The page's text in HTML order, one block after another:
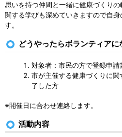
思いを持つ仲間と一緒に健康づくり
関する学びも深めていきますので自
す。
どうやったらボランティアに
対象者：市民の方で登録申
市が主催する健康づくりに
了した方
※開催日に合わせ連絡します。
活動内容